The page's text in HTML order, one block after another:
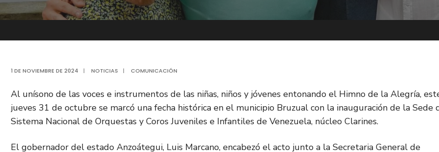
1 DE NOVIEMBRE DE 2024 | NOTICIAS | COMUNICACIÓN
Al unísono de las voces e instrumentos de las niñas, niños y jóvenes entonando el Himno de la Alegría,
jueves 31 de octubre se marcó una fecha histórica en el municipio Bruzual con la inauguración de la Sede
Sistema Nacional de Orquestas y Coros Juveniles e Infantiles de Venezuela, núcleo Clarines.
El gobernador del estado Anzoátegui, Luis Marcano, encabezó el acto junto a la Secretaria General de